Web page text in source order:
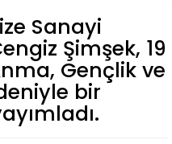
Sanayi
Şimşek, 19
Gençlik ve
bir